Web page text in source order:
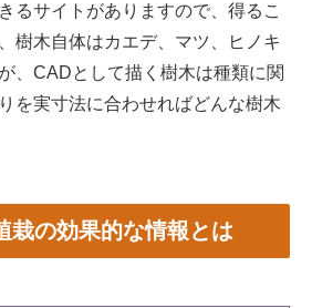
るサイトがありますので、得るこ
樹木自体はカエデ、マツ、ヒノキ
、CADとして描く樹木は種類に関
を実寸法に合わせればどんな樹木
栽の効果的な情報とは